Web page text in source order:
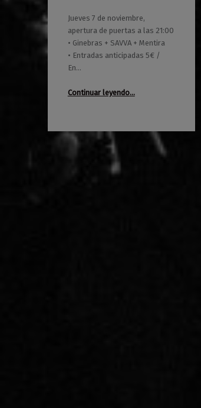
Jueves 7 de noviembre,
apertura de puertas a las 21:00
• Ginebras + SAVVA + Mentira
• Entradas anticipadas 5€ /
En…
Continuar leyendo“Ginebras + SAVVA + Mentira • Querido Dj con Say Yes”
…